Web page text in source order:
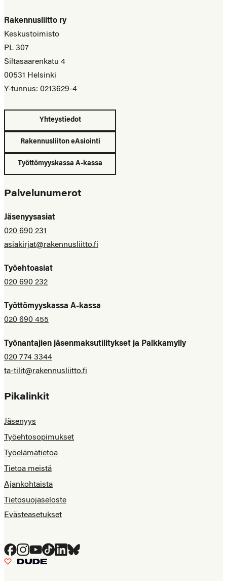
Rakennusliitto ry
Keskustoimisto
PL 307
Siltasaarenkatu 4
00531 Helsinki
Y-tunnus: 0213629-4
Yhteystiedot
Rakennusliiton eAsiointi
Työttömyyskassa A-kassa
Palvelunumerot
Jäsenyysasiat
020 690 231
asiakirjat@rakennusliitto.fi
Työehtoasiat
020 690 232
Työttömyyskassa A-kassa
020 690 455
Työnantajien jäsenmaksutilitykset ja Palkkamylly
020 774 3344
ta-tilit@rakennusliitto.fi
Pikalinkit
Jäsenyys
Työehtosopimukset
Työelämätietoa
Tietoa meistä
Ajankohtaista
Tietosuojaseloste
Evästeasetukset
Facebook
Instagram
YouTube
TiktokLinkedIn
Bluesky